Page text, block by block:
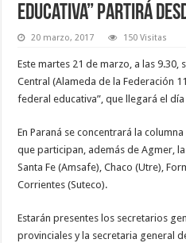
educativa” partirá
20 marzo, 2017 150 Visitas
Este martes 21 de marzo, a las 9.30,
Central (Alameda de la Federación
federal educativa”, que llegará el
En Paraná se concentrará la
que participan, además de Agmer,
Santa Fe (Amsafe), Chaco (Utre),
Corrientes (Suteco).
Estarán presentes los secretarios
provinciales y la secretaria general